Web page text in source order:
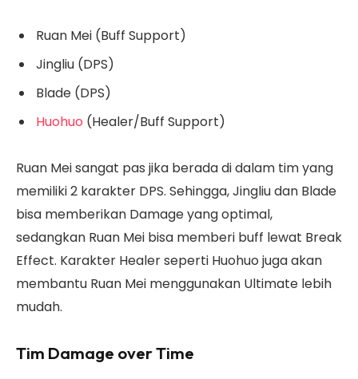
Ruan Mei (Buff Support)
Jingliu (DPS)
Blade (DPS)
Huohuo (Healer/Buff Support)
Ruan Mei sangat pas jika berada di dalam tim yang
memiliki 2 karakter DPS. Sehingga, Jingliu dan Blade
bisa memberikan Damage yang optimal,
sedangkan Ruan Mei bisa memberi buff lewat Break
Effect. Karakter Healer seperti Huohuo juga akan
membantu Ruan Mei menggunakan Ultimate lebih
mudah.
Tim Damage over Time